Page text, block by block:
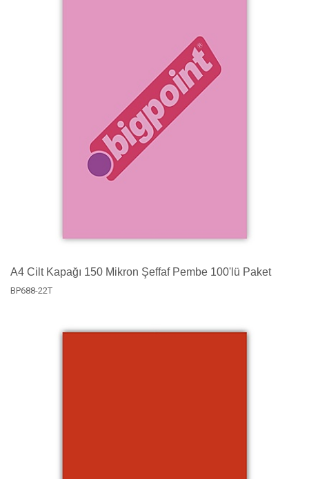
A4 Cilt Kapağı 150 Mikron Şeffaf Pembe 100'lü Paket
BP688-22T